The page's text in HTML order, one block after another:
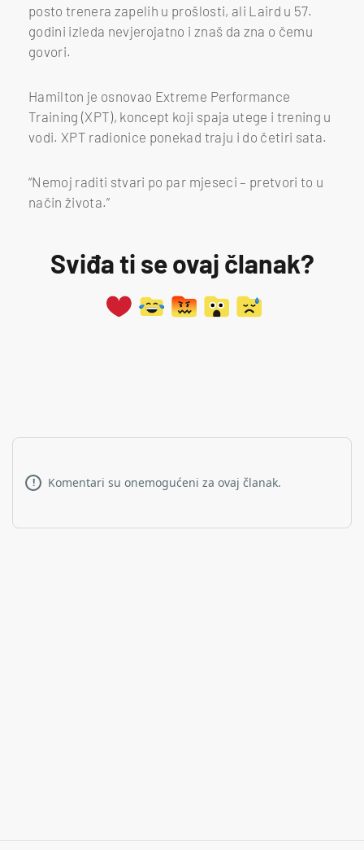
posto trenera zapelih u prošlosti, ali Laird u 57.
godini izleda nevjerojatno i znaš da zna o čemu
govori.
Hamilton je osnovao Extreme Performance
Training (XPT), koncept koji spaja utege i trening u
vodi. XPT radionice ponekad traju i do četiri sata.
“Nemoj raditi stvari po par mjeseci – pretvori to u
način života.”
Sviđa ti se ovaj članak?
! Komentari su onemogućeni za ovaj članak.